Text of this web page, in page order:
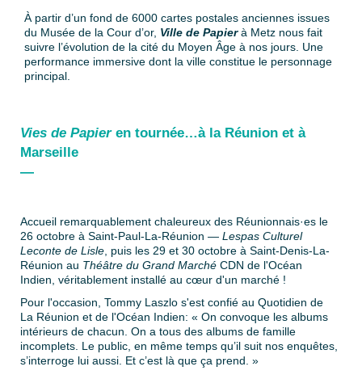
À partir d’un fond de 6000 cartes postales anciennes issues
du Musée de la Cour d’or, Ville de Papierà Metz nous fait
suivre l’évolution de la cité du Moyen Âge à nos jours. Une
performance immersive dont la ville constitue le personnage
principal.
Vies de Papieren tournée…à la Réunion et à
Marseille
—
Accueil remarquablement chaleureux des Réunionnais·es le
26 octobre à Saint-Paul-La-Réunion — Lespas Culturel
Leconte de Lisle , puis les 29 et 30 octobre à Saint-Denis-La-
Réunion au Théâtre du Grand Marché CDN de l'Océan
Indien, véritablement installé au cœur d'un marché !
Pour l'occasion, Tommy Laszlo s'est confié au Quotidien de
La Réunion et de l'Océan Indien: « On convoque les albums
intérieurs de chacun. On a tous des albums de famille
incomplets. Le public, en même temps qu’il suit nos enquêtes,
s’interroge lui aussi. Et c’est là que ça prend. »